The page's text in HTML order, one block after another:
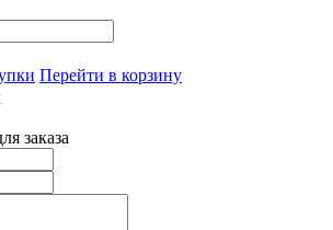
Перейти в корзину
заказа